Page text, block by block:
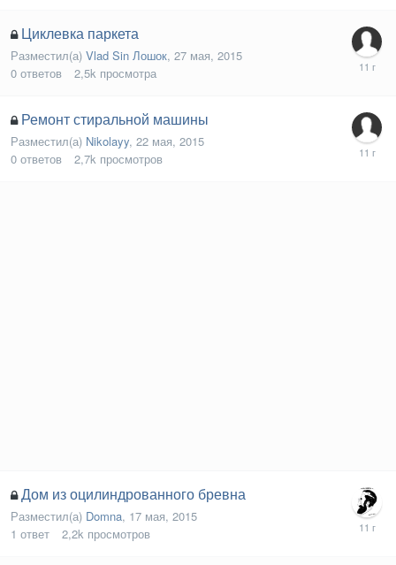
Циклевка паркета
Разместил(а) Vlad Sin Лошок, 27 мая, 2015
0 ответов 2,5k просмотра
Ремонт стиральной машины
Разместил(а) Nikolayy, 22 мая, 2015
0 ответов 2,7k просмотров
Дом из оцилиндрованного бревна
Разместил(а) Domna, 17 мая, 2015
1 ответ 2,2k просмотров